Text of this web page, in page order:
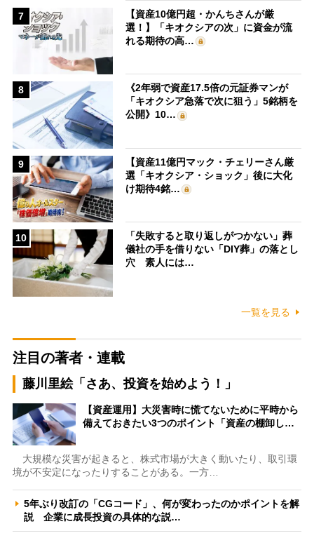
7
【資産10億円超・かんちさんが厳
選！】「キオクシアの次」に資金が流
れる期待の高…
8
《2年弱で資産17.5倍の元証券マンが
「キオクシア急落で次に狙う」5銘柄を
公開》10…
9
【資産11億円マック・チェリーさん厳
選「キオクシア・ショック」後に大化
け期待4銘…
10
「失敗すると取り返しがつかない」葬
儀社の手を借りない「DIY葬」の落とし
穴 素人には…
一覧を見る
注目の著者・連載
藤川里絵「さあ、投資を始めよう！」
【資産運用】大災害時に慌てないために平時から
備えておきたい3つのポイント「資産の棚卸し…
大規模な災害が起きると、株式市場が大きく動いたり、取引環
境が不安定になったりすることがある。一方…
5年ぶり改訂の「CGコード」、何が変わったのかポイントを解
説 企業に成長投資の具体的な説…